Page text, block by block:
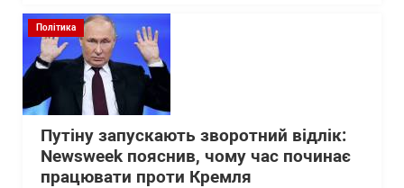
Політика
Путіну запускають зворотний відлік:
Newsweek пояснив, чому час починає
працювати проти Кремля